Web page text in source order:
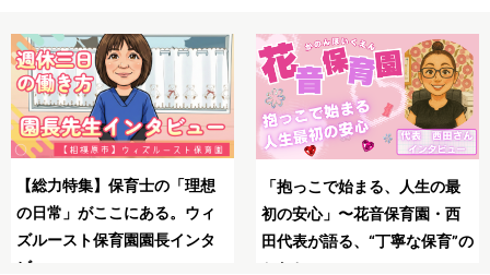
”の
た保育士求人JOBS
る保育士求人JOBSで安
職！